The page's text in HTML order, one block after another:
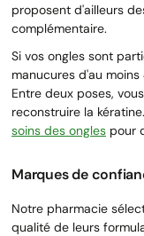
proposent d'ailleurs
complémentaire.
Si vos ongles sont
manucures d'au
Entre deux poses,
reconstruire la
soins des ongles pour
Marques de
Notre pharmacie
qualité de leurs